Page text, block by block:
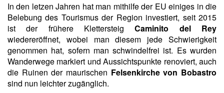
In den letzen Jahren hat man mithilfe der EU einiges in die
Belebung des Tourismus der Region investiert, seit 2015
ist der frühere KlettersteigCaminito del Rey
wiedereröffnet, wobei man diesem jede Schwierigkeit
genommen hat, sofern man schwindelfrei ist. Es wurden
Wanderwege markiert und Aussichtspunkte renoviert, auch
die Ruinen der maurischen Felsenkirche von Bobastro
sind nun leichter zugänglich.